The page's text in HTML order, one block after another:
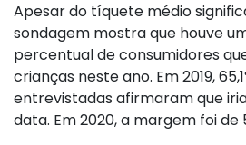
Apesar do tíquete médio
sondagem mostra que houve
percentual de consumidores
crianças neste ano. Em 2019,
entrevistadas afirmaram que
data. Em 2020, a margem foi de